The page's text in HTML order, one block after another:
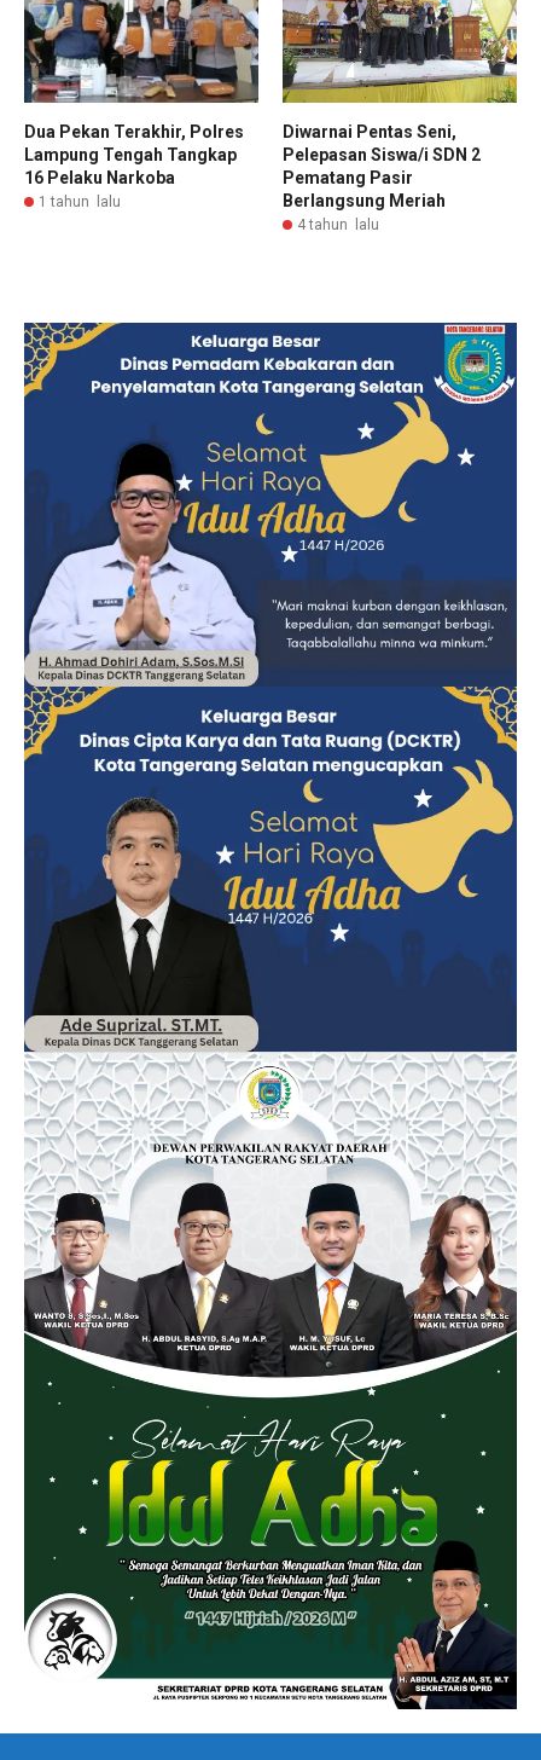
Dua Pekan Terakhir, Polres
Lampung Tengah Tangkap
16 Pelaku Narkoba
1 tahun lalu
Diwarnai Pentas Seni,
Pelepasan Siswa/i SDN 2
Pematang Pasir
Berlangsung Meriah
4 tahun lalu